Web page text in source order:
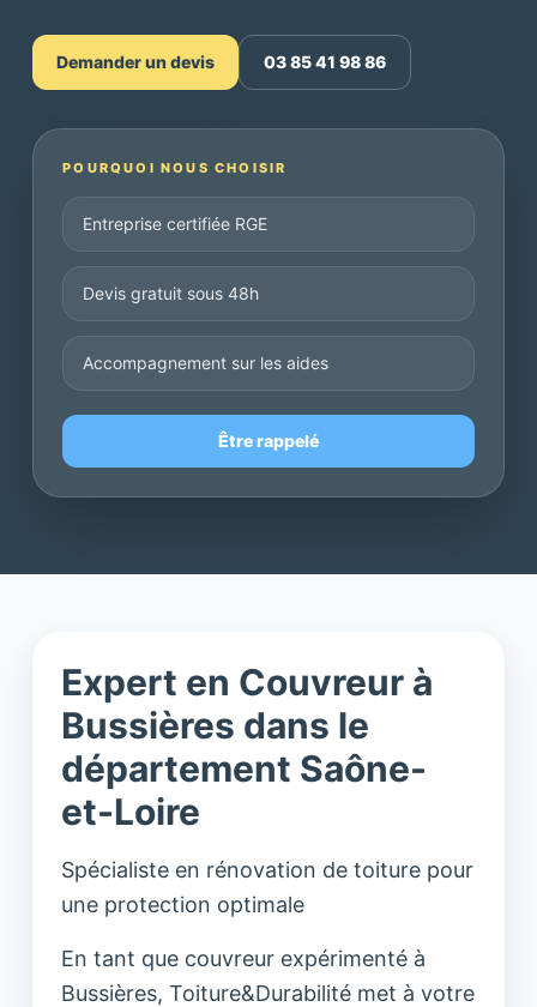
Demander un devis 03 85 41 98 86
POURQUOI NOUS CHOISIR
Entreprise certifiée RGE
Devis gratuit sous 48h
Accompagnement sur les aides
Être rappelé
Expert en Couvreur à
Bussières dans le
département Saône-
et-Loire
Spécialiste en rénovation de toiture pour
une protection optimale
En tant que couvreur expérimenté à
Bussières, Toiture&Durabilité met à votre